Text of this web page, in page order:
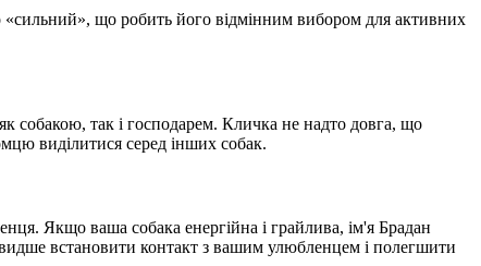
що робить його відмінним вибором для активних
собакою, так і господарем. Кличка не надто довга, що
виділитися серед інших собак.
Якщо ваша собака енергійна і грайлива, ім'я Брадан
встановити контакт з вашим улюбленцем і полегшити